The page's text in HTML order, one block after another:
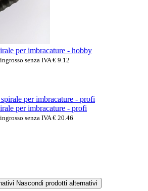
per imbracature - hobby
senza IVA€ 9.12
per imbracature - profi
senza IVA€ 20.46
Nascondi prodotti alternativi